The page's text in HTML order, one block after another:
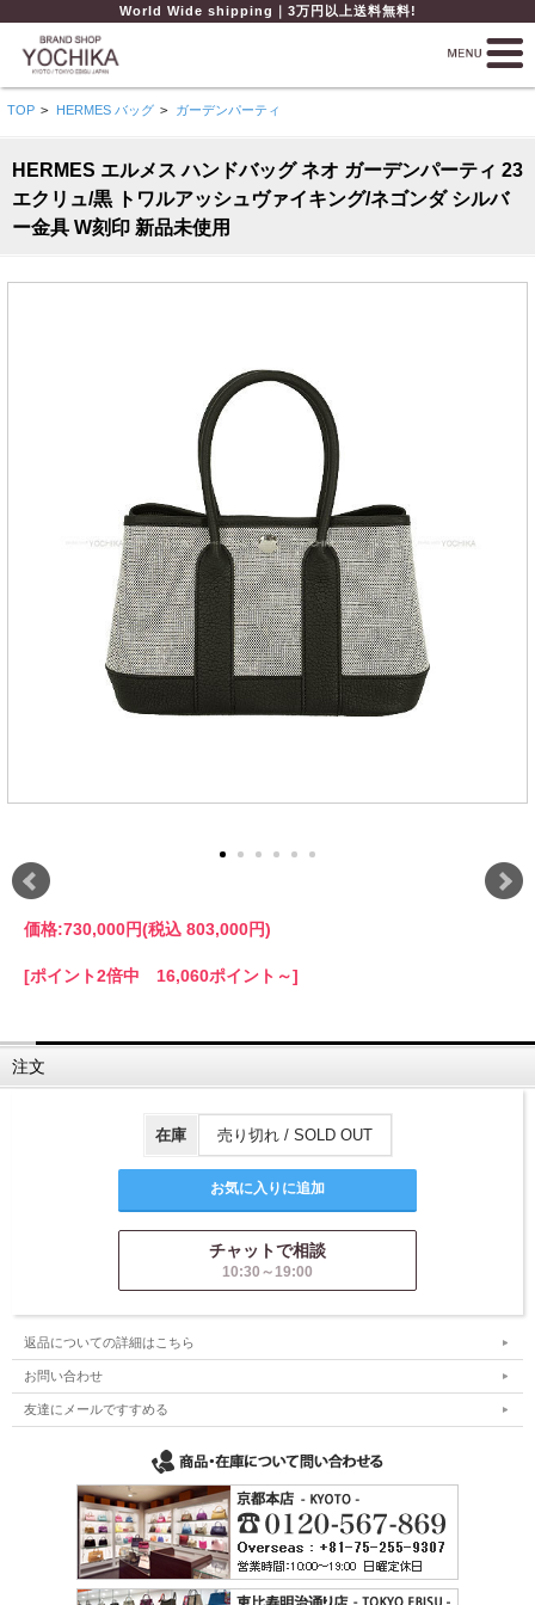
World Wide shipping｜3万円以上送料無料!
TOP > HERMES バッグ > ガーデンパーティ
HERMES エルメス ハンドバッグ ネオ ガーデンパーティ 23
エクリュ/黒 トワルアッシュヴァイキング/ネゴンダ シルバ
ー金具 W刻印 新品未使用
価格:730,000円(税込 803,000円)
[ポイント2倍中 16,060ポイント～]
注文
在庫 売り切れ / SOLD OUT
チャットで相談
10:30～19:00
返品についての詳細はこちら
お問い合わせ
友達にメールですすめる